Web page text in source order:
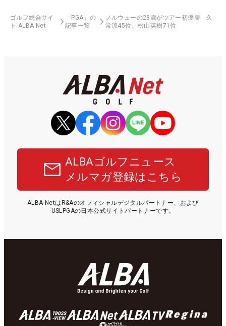
ゴルフ総合サイ
ト ALBA Net
「PGA」の
記事一覧
ノルウェーの28歳がツアー初優勝 久
常涼45位、松山英樹71位
ALBAゴルフニュース
メルマガ登録はこちら
ALBA NetはR&Aのオフィシャルデジタルパートナー、および
USLPGAの日本公式サイトパートナーです。